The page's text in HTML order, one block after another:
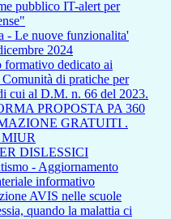
pubblico IT-alert per
- Le nuove funzionalita'
2024
formativo dedicato ai
di pratiche per
cui al D.M. n. 66 del 2023.
PROPOSTA PA 360
GRATUITI .
DISLESSICI
- Aggiornamento
informativo
AVIS nelle scuole
quando la malattia ci